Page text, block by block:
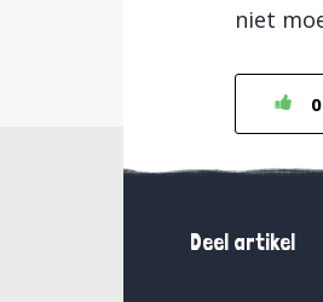
niet
0
Deel artikel